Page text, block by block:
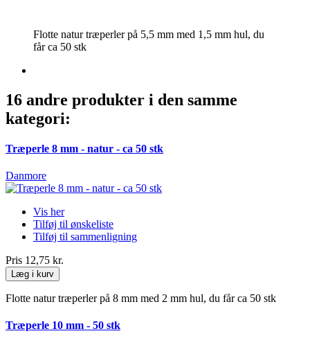
Flotte natur træperler på 5,5 mm med 1,5 mm hul, du
får ca 50 stk
16 andre produkter i den samme
kategori:
Træperle 8 mm - natur - ca 50 stk
Danmore
Vis her
Tilføj til ønskeliste
Tilføj til sammenligning
Pris 12,75 kr.
Læg i kurv
Flotte natur træperler på 8 mm med 2 mm hul, du får ca 50 stk
Træperle 10 mm - 50 stk